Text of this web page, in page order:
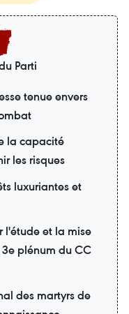
Parti
tenue envers
la capacité
les risques
luxuriantes et
l'étude et la mise
plénum du CC
des martyrs de